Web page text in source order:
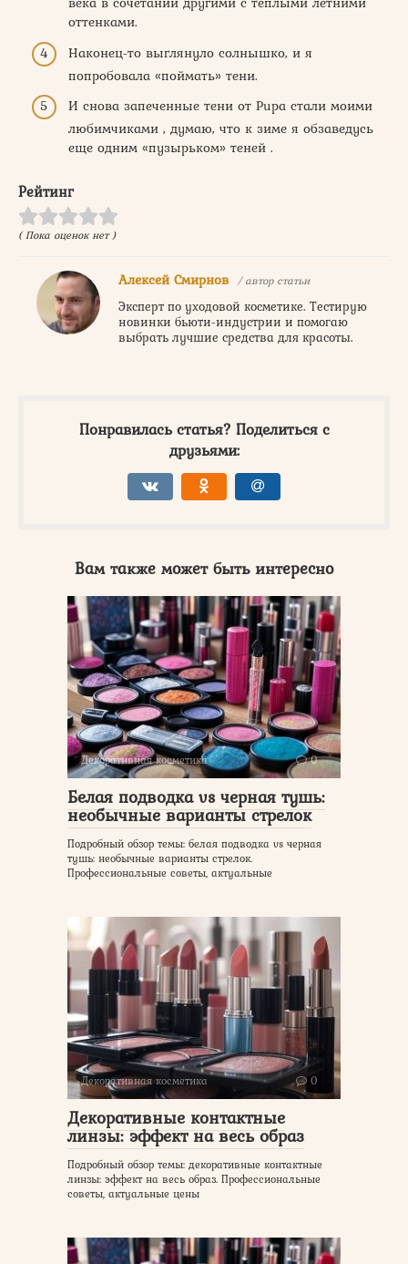
оттенками.
Наконец-то выглянуло солнышко, и я
попробовала «поймать» тени.
И снова запеченные тени от Pupa стали моими
любимчиками , думаю, что к зиме я обзаведусь
еще одним «пузырьком» теней .
Рейтинг
( Пока оценок нет )
Алексей Смирнов / автор статьи
Эксперт по уходовой косметике. Тестирую
новинки бьюти-индустрии и помогаю
выбрать лучшие средства для красоты.
Понравилась статья? Поделиться с
друзьями:
Вам также может быть интересно
Декоративная косметика 0
Белая подводка vs черная тушь:
необычные варианты стрелок
Подробный обзор темы: белая подводка vs черная
тушь: необычные варианты стрелок.
Профессиональные советы, актуальные
Декоративная косметика 0
Декоративные контактные
линзы: эффект на весь образ
Подробный обзор темы: декоративные контактные
линзы: эффект на весь образ. Профессиональные
советы, актуальные цены